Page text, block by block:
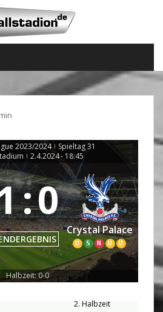
2023/2024 | Spieltag 31
| 2.4.2024- 18:45
:0
Crystal Palace
U S N U U
Halbzeit: 0-0
2. Halbzeit